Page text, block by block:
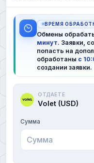
ВРЕМЯ
Обмены
минут. Заявки,
попасть на
обработаны с
создании заявки.
ОТДАЕТЕ
Volet (USD)
Сумма